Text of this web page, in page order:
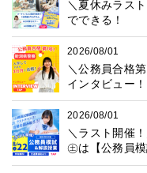
＼夏休みラス
でできる！
2026/08/01
＼公務員合格
インタビュー！
2026/08/01
＼ラスト開催
㊏は【公務員